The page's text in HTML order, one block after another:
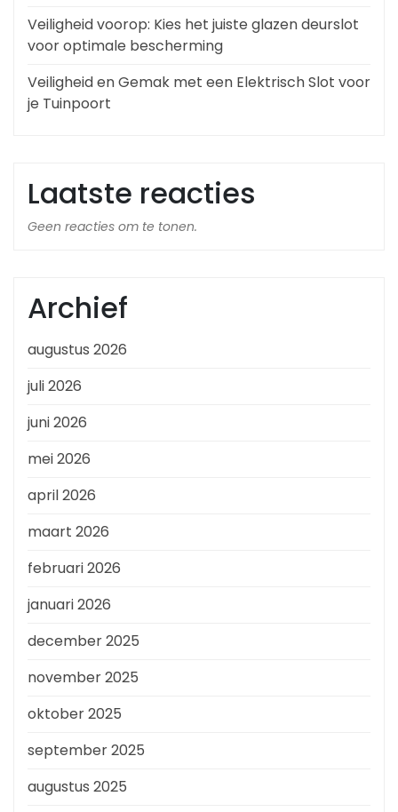
Veiligheid voorop: Kies het juiste glazen deurslot
voor optimale bescherming
Veiligheid en Gemak met een Elektrisch Slot voor
je Tuinpoort
Laatste reacties
Geen reacties om te tonen.
Archief
augustus 2026
juli 2026
juni 2026
mei 2026
april 2026
maart 2026
februari 2026
januari 2026
december 2025
november 2025
oktober 2025
september 2025
augustus 2025